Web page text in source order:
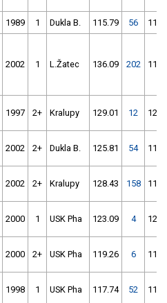
1989 1 Dukla B. 115.79 56
2002 1 L.Žatec 136.09 202
1997 2+ Kralupy 129.01 12
2002 2+ Dukla B. 125.81 54
2002 2+ Kralupy 128.43 158
2000 1 USK Pha 123.09 4
2000 2+ USK Pha 119.26 6
1998 1 USK Pha 117.74 52